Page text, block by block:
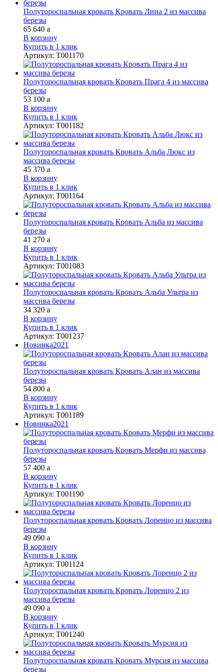
Полутороспальная кровать Кровать Лина 2 из массива
березы
65 640 a
В корзину
Купить в 1 клик
Артикул: Т001170
Полутороспальная кровать Кровать Прага 4 из массива
березы
53 100 a
В корзину
Купить в 1 клик
Артикул: Т001182
Полутороспальная кровать Кровать Альба Люкс из
массива березы
45 370 a
В корзину
Купить в 1 клик
Артикул: Т001164
Полутороспальная кровать Кровать Альба из массива
березы
41 270 a
В корзину
Купить в 1 клик
Артикул: Т001083
Полутороспальная кровать Кровать Альба Ультра из
массива березы
34 320 a
В корзину
Купить в 1 клик
Артикул: Т001237
Новинка2021
Полутороспальная кровать Кровать Алан из массива
березы
54 800 a
В корзину
Купить в 1 клик
Артикул: Т001189
Новинка2021
Полутороспальная кровать Кровать Мерфи из массива
березы
57 400 a
В корзину
Купить в 1 клик
Артикул: Т001190
Полутороспальная кровать Кровать Лоренцо из массива
березы
49 090 a
В корзину
Купить в 1 клик
Артикул: Т001124
Полутороспальная кровать Кровать Лоренцо 2 из
массива березы
49 090 a
В корзину
Купить в 1 клик
Артикул: Т001240
Полутороспальная кровать Кровать Мурсия из массива
березы